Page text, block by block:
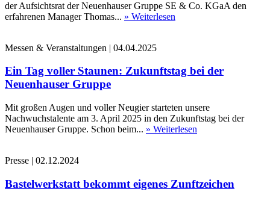
der Aufsichtsrat der Neuenhauser Gruppe SE & Co. KGaA den
erfahrenen Manager Thomas... » Weiterlesen
Messen & Veranstaltungen | 04.04.2025
Ein Tag voller Staunen: Zukunftstag bei der
Neuenhauser Gruppe
Mit großen Augen und voller Neugier starteten unsere
Nachwuchstalente am 3. April 2025 in den Zukunftstag bei der
Neuenhauser Gruppe. Schon beim... » Weiterlesen
Presse | 02.12.2024
Bastelwerkstatt bekommt eigenes Zunftzeichen